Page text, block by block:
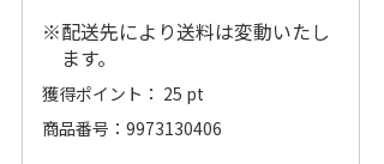
※配送先により送料は変動いたし
ます。
獲得ポイント： 25 pt
商品番号
9973130406